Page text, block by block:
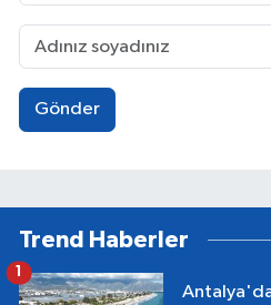
Gönder
Trend Haberler
Antalya'da
1